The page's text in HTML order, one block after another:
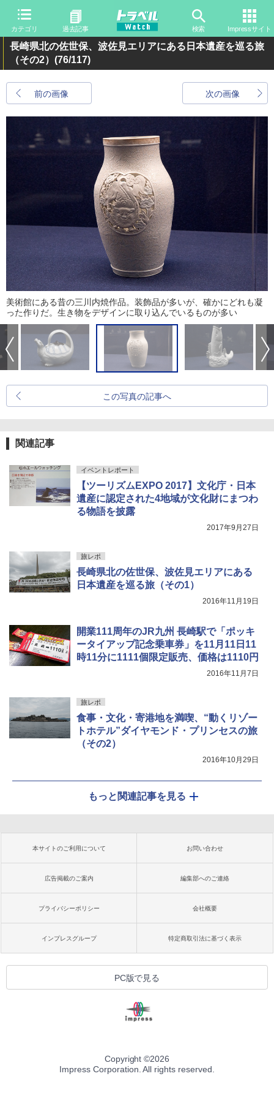
カテゴリ 過去記事 検索 Impressサイト
長崎県北の佐世保、波佐見エリアにある日本遺産を巡る旅
（その2） (76/117)
前の画像 次の画像
美術館にある昔の三川内焼作品。装飾品が多いが、確かにどれも凝
った作りだ。生き物をデザインに取り込んでいるものが多い
この写真の記事へ
関連記事
イベントレポート
【ツーリズムEXPO 2017】文化庁・日本
遺産に認定された4地域が文化財にまつわ
る物語を披露
2017年9月27日
旅レポ
長崎県北の佐世保、波佐見エリアにある
日本遺産を巡る旅（その1）
2016年11月19日
開業111周年のJR九州 長崎駅で「ポッキ
ータイアップ記念乗車券」を11月11日11
時11分に1111個限定販売、価格は1110円
2016年11月7日
旅レポ
食事・文化・寄港地を満喫、“動くリゾー
トホテル”ダイヤモンド・プリンセスの旅
（その2）
2016年10月29日
もっと関連記事を見る
本サイトのご利用について お問い合わせ
広告掲載のご案内 編集部へのご連絡
プライバシーポリシー 会社概要
インプレスグループ 特定商取引法に基づく表示
PC版で見る
Copyright ©2026
Impress Corporation. All rights reserved.